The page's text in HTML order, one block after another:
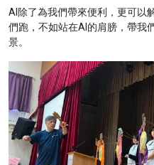
AI除了為我們帶來便利，更可以
們跑，不如站在AI的肩膀，帶我
景。